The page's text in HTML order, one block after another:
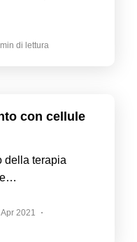
di lettura
con cellule
della terapia
Apr 2021